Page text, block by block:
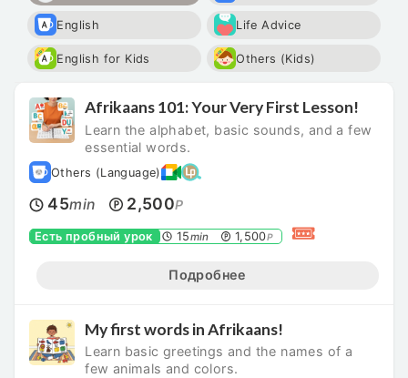
English Life Advice
English for Kids Others (Kids)
Afrikaans 101: Your Very First Lesson!
Learn the alphabet, basic sounds, and a few
essential words.
Others (Language)
45min 2,500P
Есть пробный урок 15min 1,500P
Подробнее
My first words in Afrikaans!
Learn basic greetings and the names of a
few animals and colors.